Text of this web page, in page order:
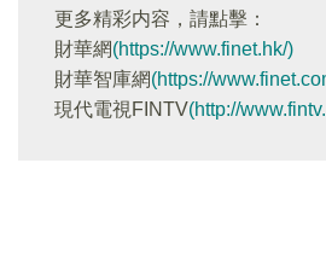
更多精彩内容，請點擊：
財華網(https://www.finet.hk/)
財華智庫網(https://
現代電視FINTV(http://